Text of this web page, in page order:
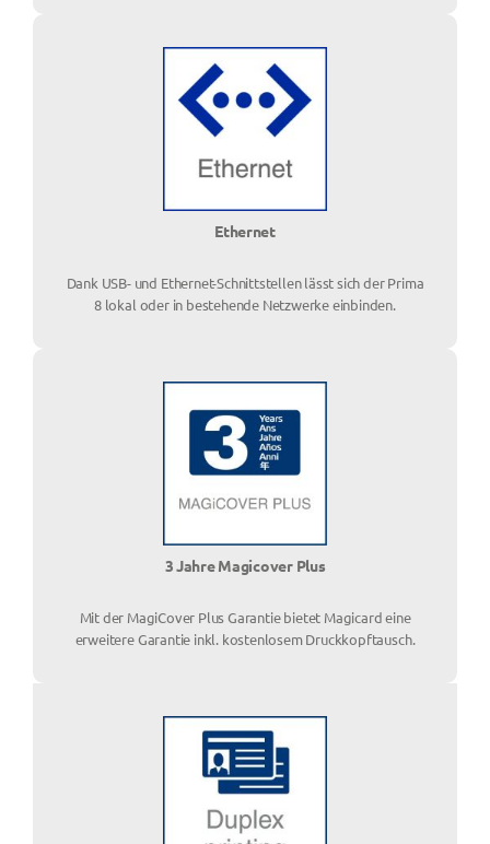
Ethernet
Dank USB- und Ethernet-Schnittstellen lässt sich der Prima
8 lokal oder in bestehende Netzwerke einbinden.
3 Jahre Magicover Plus
Mit der MagiCover Plus Garantie bietet Magicard eine
erweitere Garantie inkl. kostenlosem Druckkopftausch.